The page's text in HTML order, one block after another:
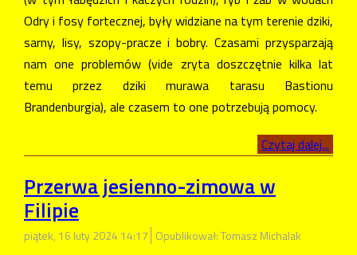
Odry i fosy fortecznej, były widziane na tym terenie dziki,
sarny, lisy, szopy-pracze i bobry. Czasami przysparzają
nam one problemów (vide zryta doszczętnie kilka lat
temu przez dziki murawa tarasu Bastionu
Brandenburgia), ale czasem to one potrzebują pomocy.
Czytaj dalej...
Przerwa jesienno-zimowa w
Filipie
piątek, 16 luty 2024 14:17 Opublikował: Tomasz Michalak